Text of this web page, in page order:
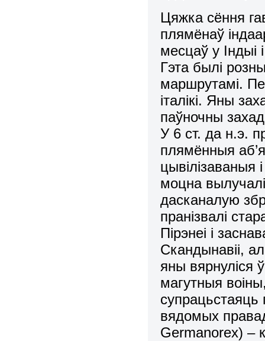
Цяжка сёння
плямёнаў
месцаў у Індыі
Гэта былі
маршрутамі.
італікі. Яны
паўночны
У 6 ст. да н.э.
плямённыя
моцна
дасканалую
пранізвалі
Пірэнеі і
Скандынавіі,
яны вярнуліся
магутныя
вядомых
Germanorex) –